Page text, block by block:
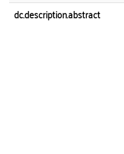
dc.description.abstract